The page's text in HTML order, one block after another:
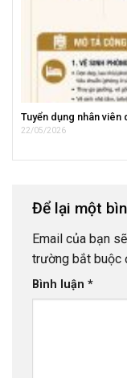
Tuyển dụng nhân
22/05/2026
Để lại một
Email của bạn
trường bắt buộc
Bình luận *